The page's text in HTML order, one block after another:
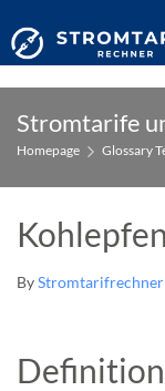
content
Stromtarife
Homepage Glossary
ByStromtarifrechner